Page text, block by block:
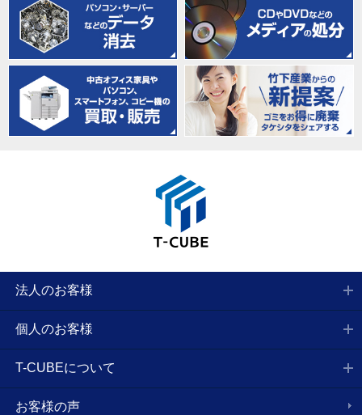
法人のお客様
個人のお客様
T-CUBEについて
お客様の声